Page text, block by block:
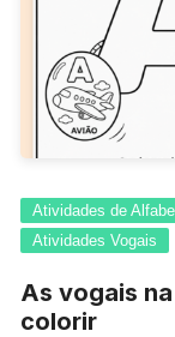
Atividades de
Atividades Vogais
As vogais
colorir